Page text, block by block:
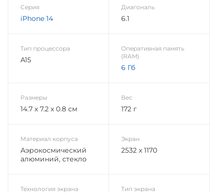
Серия
iPhone 14
Диагональ
6.1
Тип процессора
A15
Оперативная память
(RAM)
6 Гб
Размеры
14.7 х 7.2 х 0.8 см
Вес
172 г
Материал корпуса
Аэрокосмический
алюминий, стекло
Экран
2532 x 1170
Технология экрана Тип экрана